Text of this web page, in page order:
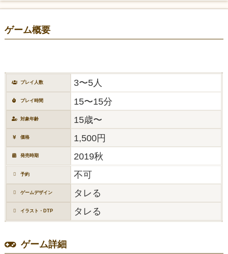
ゲーム概要
プレイ人数 3〜5人
プレイ時間 15〜15分
対象年齢 15歳〜
価格 1,500円
発売時期 2019秋
予約 不可
ゲームデザイン タレる
イラスト・DTP タレる
ゲーム詳細